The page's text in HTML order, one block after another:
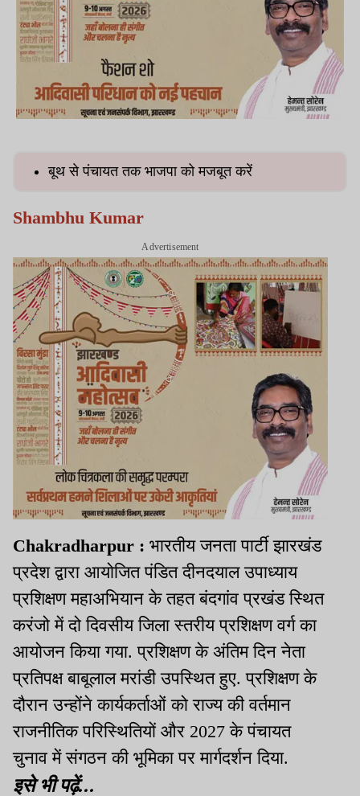
बूथ से पंचायत तक भाजपा को मजबूत करें
Shambhu Kumar
Advertisement
Chakradharpur : भारतीय जनता पार्टी झारखंड
प्रदेश द्वारा आयोजित पंडित दीनदयाल उपाध्याय
प्रशिक्षण महाअभियान के तहत बंदगांव प्रखंड स्थित
करंजो में दो दिवसीय जिला स्तरीय प्रशिक्षण वर्ग का
आयोजन किया गया. प्रशिक्षण के अंतिम दिन नेता
प्रतिपक्ष बाबूलाल मरांडी उपस्थित हुए. प्रशिक्षण के
दौरान उन्होंने कार्यकर्ताओं को राज्य की वर्तमान
राजनीतिक परिस्थितियों और 2027 के पंचायत
चुनाव में संगठन की भूमिका पर मार्गदर्शन दिया.
इसे भी पढ़ें...